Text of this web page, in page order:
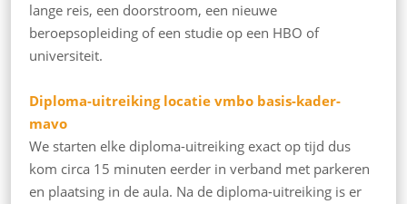
lange reis, een doorstroom, een nieuwe
beroepsopleiding of een studie op een HBO of
universiteit.
Diploma-uitreiking locatie vmbo basis-kader-
mavo
We starten elke diploma-uitreiking exact op tijd dus
kom circa 15 minuten eerder in verband met parkeren
en plaatsing in de aula. Na de diploma-uitreiking is er